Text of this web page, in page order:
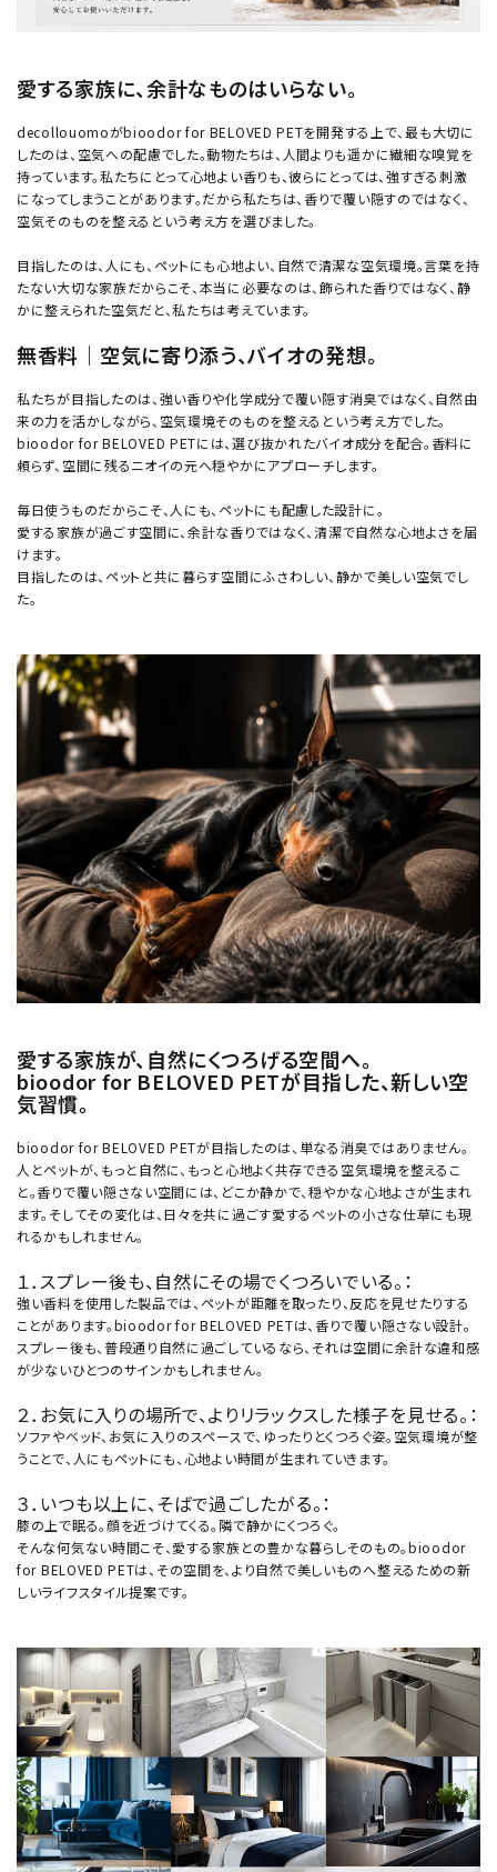
愛する家族に、余計なものはいらない。
decollouomoがbioodor for BELOVED PETを開発する上で、最も大切に
したのは、空気への配慮でした。動物たちは、人間よりも遥かに繊細な嗅覚を
持っています。私たちにとって心地よい香りも、彼らにとっては、強すぎる刺激
になってしまうことがあります。だから私たちは、香りで覆い隠すのではなく、
空気そのものを整えるという考え方を選びました。
目指したのは、人にも、ペットにも心地よい、自然で清潔な空気環境。言葉を持
たない大切な家族だからこそ、本当に必要なのは、飾られた香りではなく、静
かに整えられた空気だと、私たちは考えています。
無香料｜空気に寄り添う、バイオの発想。
私たちが目指したのは、強い香りや化学成分で覆い隠す消臭ではなく、自然由
来の力を活かしながら、空気環境そのものを整えるという考え方でした。
bioodor for BELOVED PETには、選び抜かれたバイオ成分を配合。香料に
頼らず、空間に残るニオイの元へ穏やかにアプローチします。
毎日使うものだからこそ、人にも、ペットにも配慮した設計に。
愛する家族が過ごす空間に、余計な香りではなく、清潔で自然な心地よさを届
けます。
目指したのは、ペットと共に暮らす空間にふさわしい、静かで美しい空気でし
た。
愛する家族が、自然にくつろげる空間へ。
bioodor for BELOVED PETが目指した、新しい空
気習慣。
bioodor for BELOVED PETが目指したのは、単なる消臭ではありません。
人とペットが、もっと自然に、もっと心地よく共存できる空気環境を整えるこ
と。香りで覆い隠さない空間には、どこか静かで、穏やかな心地よさが生まれ
ます。そしてその変化は、日々を共に過ごす愛するペットの小さな仕草にも現
れるかもしれません。
１．スプレー後も、自然にその場でくつろいでいる。：
強い香料を使用した製品では、ペットが距離を取ったり、反応を見せたりする
ことがあります。bioodor for BELOVED PETは、香りで覆い隠さない設計。
スプレー後も、普段通り自然に過ごしているなら、それは空間に余計な違和感
が少ないひとつのサインかもしれません。
２．お気に入りの場所で、よりリラックスした様子を見せる。：
ソファやベッド、お気に入りのスペースで、ゆったりとくつろぐ姿。空気環境が整
うことで、人にもペットにも、心地よい時間が生まれていきます。
３．いつも以上に、そばで過ごしたがる。：
膝の上で眠る。顔を近づけてくる。隣で静かにくつろぐ。
そんな何気ない時間こそ、愛する家族との豊かな暮らしそのもの。bioodor
for BELOVED PETは、その空間を、より自然で美しいものへ整えるための新
しいライフスタイル提案です。